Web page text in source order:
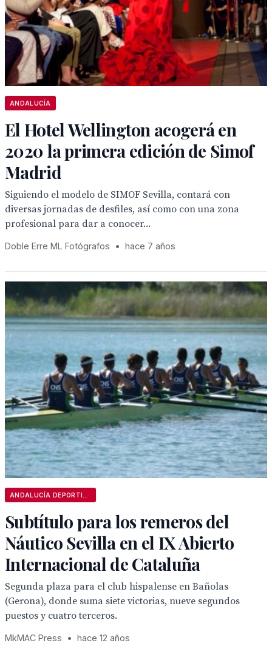
ANDALUCÍA
El Hotel Wellington acogerá en
2020 la primera edición de Simof
Madrid
Siguiendo el modelo de SIMOF Sevilla, contará con
diversas jornadas de desfiles, así como con una zona
profesional para dar a conocer...
Doble Erre ML Fotógrafos • hace 7 años
Subtítulo para los remeros del
Náutico Sevilla en el IX Abierto
Internacional de Cataluña
Segunda plaza para el club hispalense en Bañolas
(Gerona), donde suma siete victorias, nueve segundos
puestos y cuatro terceros.
MkMAC Press • hace 12 años